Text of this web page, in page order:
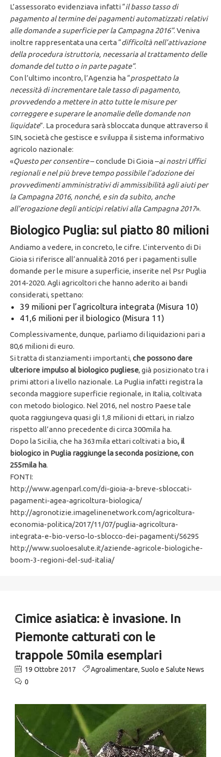
L’assessorato evidenziava infatti “il basso tasso di
pagamento al termine dei pagamenti automatizzati relativi
alle domande a superficie per la Campagna 2016”. Veniva
inoltre rappresentata una certa “difficoltà nell’attivazione
della procedura istruttoria, necessaria al trattamento delle
domande del tutto o in parte pagate”.
Con l’ultimo incontro, l’Agenzia ha “prospettato la
necessità di incrementare tale tasso di pagamento,
provvedendo a mettere in atto tutte le misure per
correggere e superare le anomalie delle domande non
liquidate”. La procedura sarà sbloccata dunque attraverso il
SIN, società che gestisce e sviluppa il sistema informativo
agricolo nazionale:
«Questo per consentire– conclude Di Gioia –ai nostri Uffici
regionali e nel più breve tempo possibile l’adozione dei
provvedimenti amministrativi di ammissibilità agli aiuti per
la Campagna 2016, nonché, e sin da subito, anche
all’erogazione degli anticipi relativi alla Campagna 2017».
Biologico Puglia: sul piatto 80 milioni
Andiamo a vedere, in concreto, le cifre. L’intervento di Di
Gioia si riferisce all’annualità 2016 per i pagamenti sulle
domande per le misure a superficie, inserite nel Psr Puglia
2014-2020. Agli agricoltori che hanno aderito ai bandi
considerati, spettano:
39 milioni per l’agricoltura integrata (Misura 10)
41,6 milioni per il biologico (Misura 11)
Complessivamente, dunque, parliamo di liquidazioni pari a
80,6 milioni di euro.
Si tratta di stanziamenti importanti,che possono dare
ulteriore impulso al biologico pugliese, già posizionato tra i
primi attori a livello nazionale. La Puglia infatti registra la
seconda maggiore superficie regionale, in Italia, coltivata
con metodo biologico. Nel 2016, nel nostro Paese tale
quota raggiungeva quasi gli 1,8 milioni di ettari, in rialzo
rispetto all’anno precedente di circa 300mila ha.
Dopo la Sicilia, che ha 363mila ettari coltivati a bio, il
biologico in Puglia raggiunge la seconda posizione, con
255mila ha.
FONTI:
http://www.agenparl.com/di-gioia-a-breve-sbloccati-
pagamenti-agea-agricoltura-biologica/
http://agronotizie.imagelinenetwork.com/agricoltura-
economia-politica/2017/11/07/puglia-agricoltura-
integrata-e-bio-verso-lo-sblocco-dei-pagamenti/56295
http://www.suoloesalute.it/aziende-agricole-biologiche-
boom-3-regioni-del-sud-italia/
Cimice asiatica: è invasione. In
Piemonte catturati con le
trappole 50mila esemplari
19 Ottobre 2017 Agroalimentare, Suolo e Salute News
0